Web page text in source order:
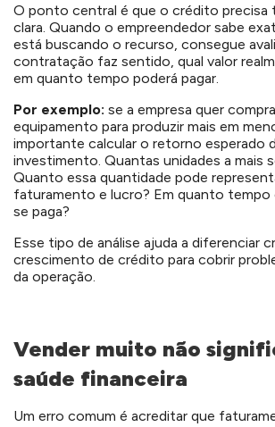
O ponto central é que o crédito precisa
clara. Quando o empreendedor sabe
está buscando o recurso, consegue
contratação faz sentido, qual valor
em quanto tempo poderá pagar.
Por exemplo: se a empresa quer
equipamento para produzir mais em
importante calcular o retorno esperado
investimento. Quantas unidades a mais
Quanto essa quantidade pode
faturamento e lucro? Em quanto tempo
se paga?
Esse tipo de análise ajuda a diferenciar
crescimento de crédito para cobrir
da operação.
Vender muito não
saúde financeira
Um erro comum é acreditar que